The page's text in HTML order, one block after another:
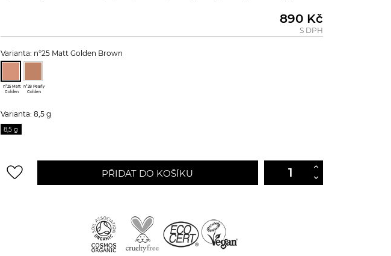
890 Kč
S DPH
Varianta: n°25 Matt Golden Brown
n°25 Matt
Golden
n°28 Pearly
Golden
Varianta: 8,5 g
8,5 g
favorite_border PŘIDAT DO KOŠÍKU